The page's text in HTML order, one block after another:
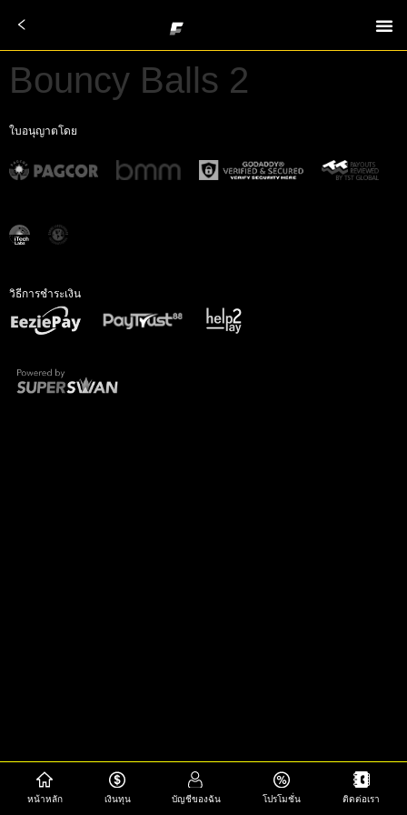
หน้าหลัก เงินทุน บัญชีของฉัน โปรโมชั่น ติดต่อเรา
Bouncy Balls 2
ใบอนุญาตโดย
วิธีการชำระเงิน